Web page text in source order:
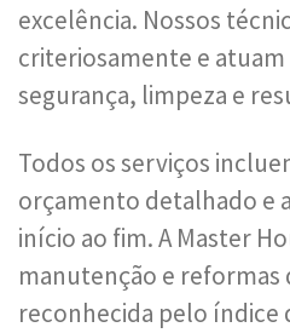
excelência. Nossos
criteriosamente e
segurança, limpeza e
Todos os serviços
orçamento detalhado e
início ao fim. A Master
manutenção e reformas
reconhecida pelo índice